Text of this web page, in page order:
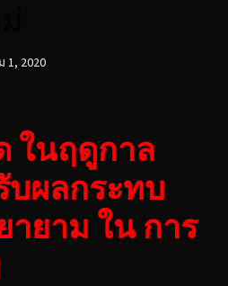
1, 2020
ในฤดูกาล
บผลกระทบ
ยาม ใน การ